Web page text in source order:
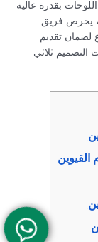
بقدرة عالية
يحرص فريق
لضمان تقديم
التصميم ثلاثي